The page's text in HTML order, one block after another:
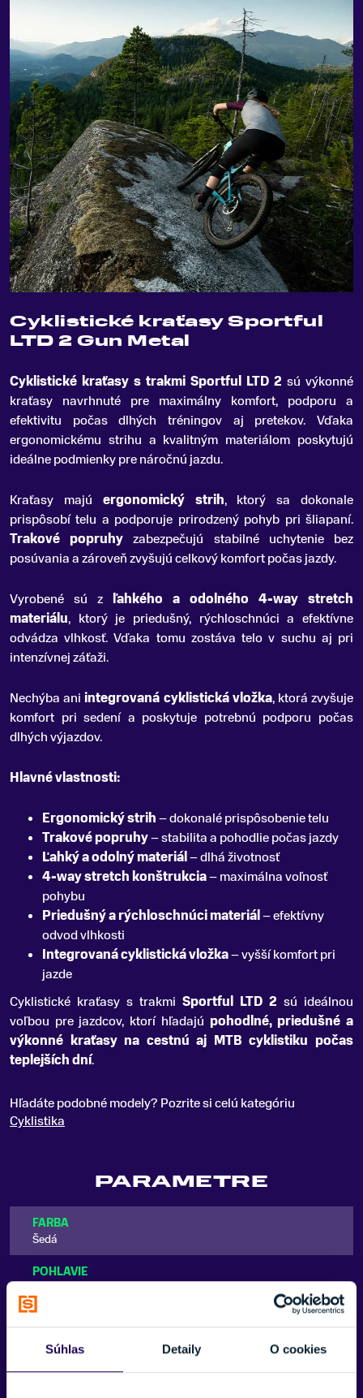
Súhlas Detaily O cookies
Cyklistické kraťasy Sportful
LTD 2 Gun Metal
Cyklistické kraťasy s trakmi Sportful LTD 2 sú výkonné
kraťasy navrhnuté pre maximálny komfort, podporu a
efektivitu počas dlhých tréningov aj pretekov. Vďaka
ergonomickému strihu a kvalitným materiálom poskytujú
ideálne podmienky pre náročnú jazdu.
Kraťasy majú ergonomický strih, ktorý sa dokonale
prispôsobí telu a podporuje prirodzený pohyb pri šliapaní.
Trakové popruhy zabezpečujú stabilné uchytenie bez
posúvania a zároveň zvyšujú celkový komfort počas jazdy.
Vyrobené sú z ľahkého a odolného 4-way stretch
materiálu, ktorý je priedušný, rýchloschnúci a efektívne
odvádza vlhkosť. Vďaka tomu zostáva telo v suchu aj pri
intenzívnej záťaži.
Nechýba aniintegrovaná cyklistická vložka, ktorá zvyšuje
komfort pri sedení a poskytuje potrebnú podporu počas
dlhých výjazdov.
Hlavné vlastnosti:
Ergonomický strih– dokonalé prispôsobenie telu
Trakové popruhy– stabilita a pohodlie počas jazdy
Ľahký a odolný materiál– dlhá životnosť
4-way stretch konštrukcia– maximálna voľnosť
pohybu
Priedušný a rýchloschnúci materiál– efektívny
odvod vlhkosti
Integrovaná cyklistická vložka– vyšší komfort pri
jazde
Cyklistické kraťasy s trakmi Sportful LTD 2 sú ideálnou
voľbou pre jazdcov, ktorí hľadajú pohodlné, priedušné a
výkonné kraťasy na cestnú aj MTB cyklistiku počas
teplejších dní.
Hľadáte podobné modely? Pozrite si celú kategóriu
Cyklistika
PARAMETRE
FARBA
Šedá
POHLAVIE
Zobraziť menej
Zobraziť viac